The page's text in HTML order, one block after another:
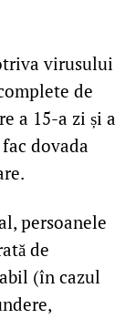
virusului
de
a 15-a zi și a
dovada
persoanele
de
(în cazul